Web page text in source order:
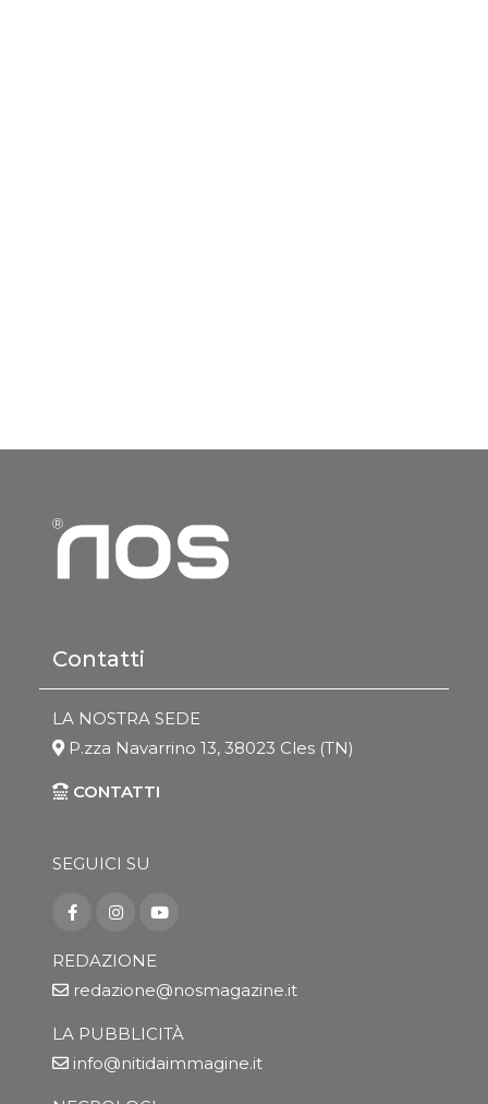
Contatti
LA NOSTRA SEDE
P.zza Navarrino 13, 38023 Cles (TN)
CONTATTI
SEGUICI SU
REDAZIONE
redazione@nosmagazine.it
LA PUBBLICITÀ
info@nitidaimmagine.it